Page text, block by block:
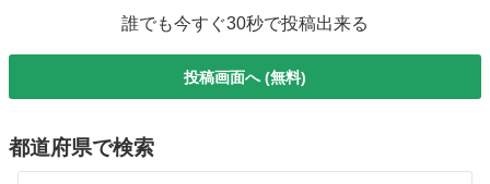
誰でも今すぐ30秒で投稿出来る
投稿画面へ (無料)
都道府県で検索